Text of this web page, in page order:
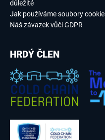
důležité
Jak používáme soubory cookie
Náš závazek vůči GDPR
HRDÝ ČLEN